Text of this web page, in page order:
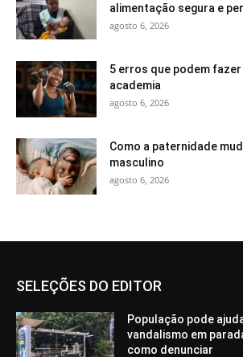
alimentação segura e
agosto 6, 2026
5 erros que podem
academia
agosto 6, 2026
Como a paternidade
masculino
agosto 6, 2026
SELEÇÕES DO EDITOR
População pode
vandalismo em
como denunciar